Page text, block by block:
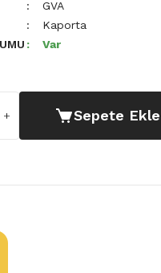
GVA
Kaporta
Var
Sepete Ekle